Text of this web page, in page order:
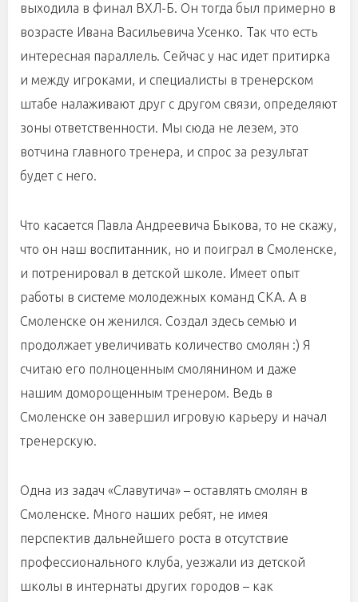
выходила в финал ВХЛ-Б. Он тогда был примерно в
возрасте Ивана Васильевича Усенко. Так что есть
интересная параллель. Сейчас у нас идет притирка
и между игроками, и специалисты в тренерском
штабе налаживают друг с другом связи, определяют
зоны ответственности. Мы сюда не лезем, это
вотчина главного тренера, и спрос за результат
будет с него.
Что касается Павла Андреевича Быкова, то не скажу,
что он наш воспитанник, но и поиграл в Смоленске,
и потренировал в детской школе. Имеет опыт
работы в системе молодежных команд СКА. А в
Смоленске он женился. Создал здесь семью и
продолжает увеличивать количество смолян :) Я
считаю его полноценным смолянином и даже
нашим доморощенным тренером. Ведь в
Смоленске он завершил игровую карьеру и начал
тренерскую.
Одна из задач «Славутича» – оставлять смолян в
Смоленске. Много наших ребят, не имея
перспектив дальнейшего роста в отсутствие
профессионального клуба, уезжали из детской
школы в интернаты других городов – как